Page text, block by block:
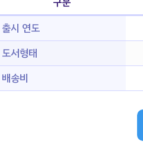
출시 연도
도서형태
배송비